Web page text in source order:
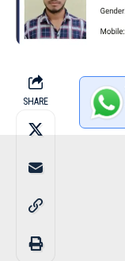
SHARE